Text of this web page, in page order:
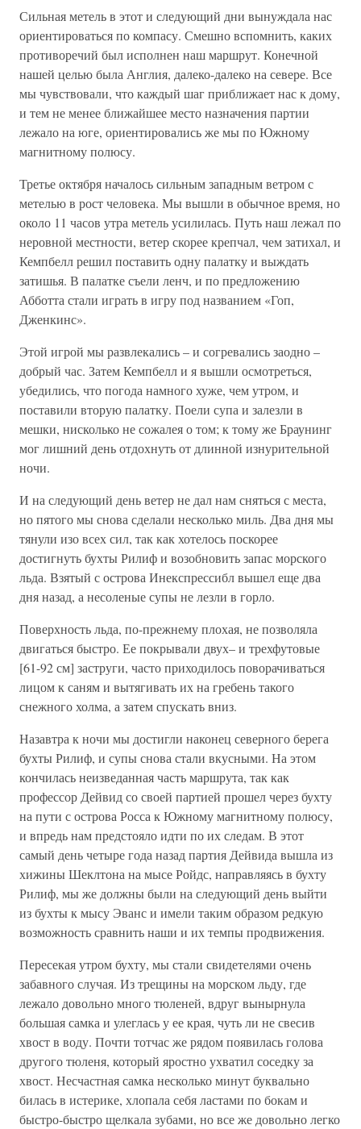
Сильная метель в этот и следующий дни вынуждала нас
ориентироваться по компасу. Смешно вспомнить, каких
противоречий был исполнен наш маршрут. Конечной
нашей целью была Англия, далеко-далеко на севере. Все
мы чувствовали, что каждый шаг приближает нас к дому,
и тем не менее ближайшее место назначения партии
лежало на юге, ориентировались же мы по Южному
магнитному полюсу.
Третье октября началось сильным западным ветром с
метелью в рост человека. Мы вышли в обычное время, но
около 11 часов утра метель усилилась. Путь наш лежал по
неровной местности, ветер скорее крепчал, чем затихал, и
Кемпбелл решил поставить одну палатку и выждать
затишья. В палатке съели ленч, и по предложению
Абботта стали играть в игру под названием «Гоп,
Дженкинс».
Этой игрой мы развлекались – и согревались заодно –
добрый час. Затем Кемпбелл и я вышли осмотреться,
убедились, что погода намного хуже, чем утром, и
поставили вторую палатку. Поели супа и залезли в
мешки, нисколько не сожалея о том; к тому же Браунинг
мог лишний день отдохнуть от длинной изнурительной
ночи.
И на следующий день ветер не дал нам сняться с места,
но пятого мы снова сделали несколько миль. Два дня мы
тянули изо всех сил, так как хотелось поскорее
достигнуть бухты Рилиф и возобновить запас морского
льда. Взятый с острова Инекспрессибл вышел еще два
дня назад, а несоленые супы не лезли в горло.
Поверхность льда, по-прежнему плохая, не позволяла
двигаться быстро. Ее покрывали двух– и трехфутовые
[61-92 см] заструги, часто приходилось поворачиваться
лицом к саням и вытягивать их на гребень такого
снежного холма, а затем спускать вниз.
Назавтра к ночи мы достигли наконец северного берега
бухты Рилиф, и супы снова стали вкусными. На этом
кончилась неизведанная часть маршрута, так как
профессор Дейвид со своей партией прошел через бухту
на пути с острова Росса к Южному магнитному полюсу,
и впредь нам предстояло идти по их следам. В этот
самый день четыре года назад партия Дейвида вышла из
хижины Шеклтона на мысе Ройдс, направляясь в бухту
Рилиф, мы же должны были на следующий день выйти
из бухты к мысу Эванс и имели таким образом редкую
возможность сравнить наши и их темпы продвижения.
Пересекая утром бухту, мы стали свидетелями очень
забавного случая. Из трещины на морском льду, где
лежало довольно много тюленей, вдруг вынырнула
большая самка и улеглась у ее края, чуть ли не свесив
хвост в воду. Почти тотчас же рядом появилась голова
другого тюленя, который яростно ухватил соседку за
хвост. Несчастная самка несколько минут буквально
билась в истерике, хлопала себя ластами по бокам и
быстро-быстро щелкала зубами, но все же довольно легко